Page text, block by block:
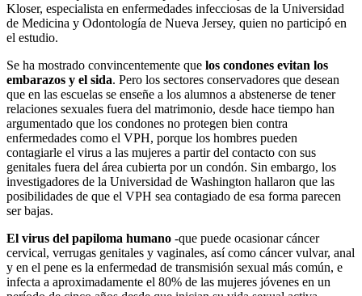
Kloser, especialista en enfermedades infecciosas de la Universidad
de Medicina y Odontología de Nueva Jersey, quien no participó en
el estudio.
Se ha mostrado convincentemente que los condones evitan los
embarazos y el sida. Pero los sectores conservadores que desean
que en las escuelas se enseñe a los alumnos a abstenerse de tener
relaciones sexuales fuera del matrimonio, desde hace tiempo han
argumentado que los condones no protegen bien contra
enfermedades como el VPH, porque los hombres pueden
contagiarle el virus a las mujeres a partir del contacto con sus
genitales fuera del área cubierta por un condón. Sin embargo, los
investigadores de la Universidad de Washington hallaron que las
posibilidades de que el VPH sea contagiado de esa forma parecen
ser bajas.
El virus del papiloma humano -que puede ocasionar cáncer
cervical, verrugas genitales y vaginales, así como cáncer vulvar, anal
y en el pene es la enfermedad de transmisión sexual más común, e
infecta a aproximadamente el 80% de las mujeres jóvenes en un